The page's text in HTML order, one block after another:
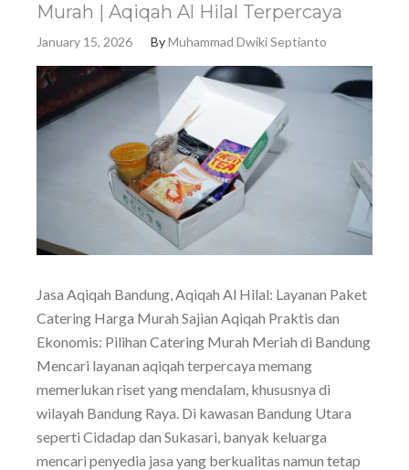
Murah | Aqiqah Al Hilal Terpercaya
January 15, 2026 ByMuhammad Dwiki Septianto
Jasa Aqiqah Bandung, Aqiqah Al Hilal: Layanan Paket
Catering Harga Murah Sajian Aqiqah Praktis dan
Ekonomis: Pilihan Catering Murah Meriah di Bandung
Mencari layanan aqiqah terpercaya memang
memerlukan riset yang mendalam, khususnya di
wilayah Bandung Raya. Di kawasan Bandung Utara
seperti Cidadap dan Sukasari, banyak keluarga
mencari penyedia jasa yang berkualitas namun tetap